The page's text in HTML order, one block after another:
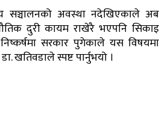
सञ्चालनको अवस्था नदेखिएकाले अब
दुरी कायम राखेरै भएपनि सिकाइ
निष्कर्षमा सरकार पुगेकाले यस विषयमा
खतिवडाले स्पष्ट पार्नुभयो ।